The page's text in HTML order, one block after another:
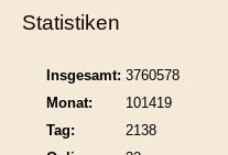
Statistiken
Insgesamt: 3760578
Monat:
101419
Tag:
2138